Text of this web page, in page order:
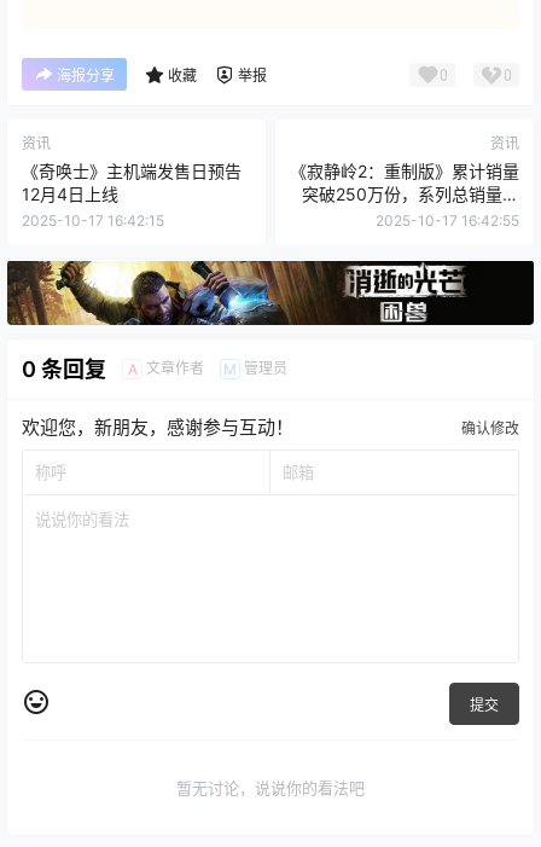
海报分享 收藏 举报 0 0
资讯
《奇唤士》主机端发售日预告
12月4日上线
2025-10-17 16:42:15
资讯
《寂静岭2：重制版》累计销量
突破250万份，系列总销量破
1000万份
2025-10-17 16:42:55
0 条回复 A 文章作者 M 管理员
欢迎您，新朋友，感谢参与互动！ 确认修改
提交
暂无讨论，说说你的看法吧